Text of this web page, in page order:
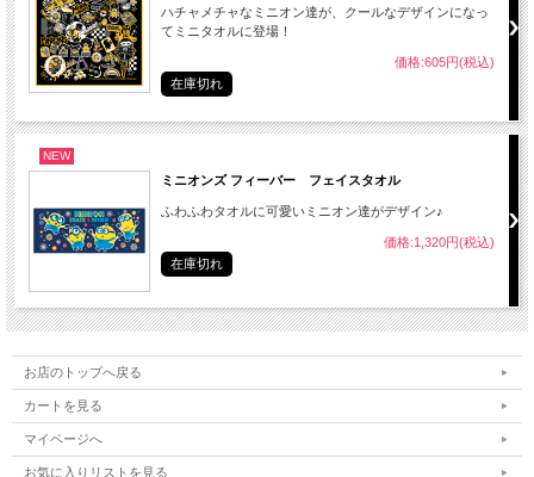
ハチャメチャなミニオン達が、クールなデザインになっ
てミニタオルに登場！
価格:605円(税込)
在庫切れ
NEW
ミニオンズ フィーバー フェイスタオル
ふわふわタオルに可愛いミニオン達がデザイン♪
価格:1,320円(税込)
在庫切れ
お店のトップへ戻る
カートを見る
マイページへ
お気に入りリストを見る